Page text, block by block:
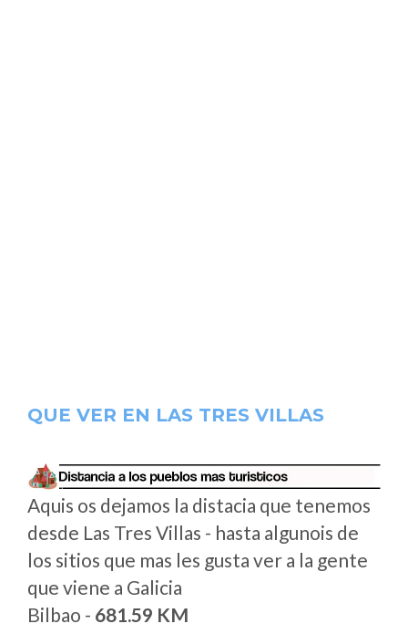
QUE VER EN LAS TRES VILLAS
Aquis os dejamos la distacia que tenemos
desde Las Tres Villas - hasta algunois de
los sitios que mas les gusta ver a la gente
que viene a Galicia
Bilbao - 681.59 KM